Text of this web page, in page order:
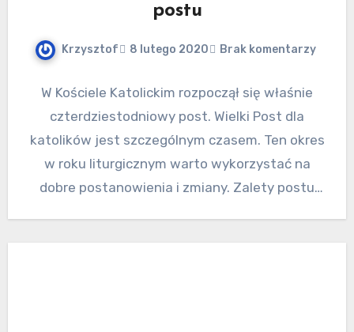
postu
Krzysztof 8 lutego 2020 Brak komentarzy
W Kościele Katolickim rozpoczął się właśnie
czterdziestodniowy post. Wielki Post dla
katolików jest szczególnym czasem. Ten okres
w roku liturgicznym warto wykorzystać na
dobre postanowienia i zmiany. Zalety postu